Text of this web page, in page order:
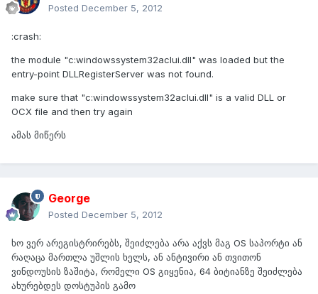
Posted December 5, 2012
:crash:
the module "c:windowssystem32aclui.dll" was loaded but the
entry-point DLLRegisterServer was not found.
make sure that "c:windowssystem32aclui.dll" is a valid DLL or
OCX file and then try again
ამას მიწერს
George
Posted December 5, 2012
ხო ვერ არეგისტრირებს, შეიძლება არა აქვს მაგ OS საპორტი ან
რაღაცა მართლა უშლის ხელს, ან ანტივირი ან თვითონ
ვინდოუსის ზაშიტა, რომელი OS გიყენია, 64 ბიტიანზე შეიძლება
ახურებდეს დოსტუპის გამო